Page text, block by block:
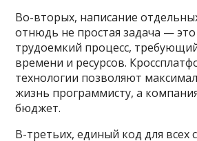
Во-вторых, написание
отнюдь не простая задача —
трудоемкий процесс,
времени и ресурсов.
технологии позволяют
жизнь программисту, а
бюджет.
В-третьих, единый код для всех